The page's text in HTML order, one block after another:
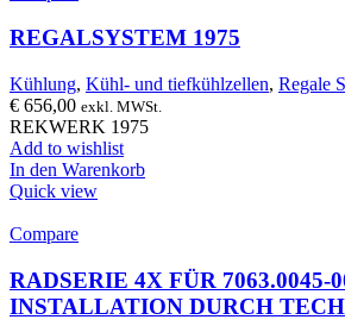
REGALSYSTEM 1975
Kühlung, Kühl- und tiefkühlzellen, Regale
€ 656,00 exkl. MWSt.
REKWERK 1975
Add to wishlist
In den Warenkorb
Quick view
Compare
RADSERIE 4X FÜR 7063.0045-
INSTALLATION DURCH